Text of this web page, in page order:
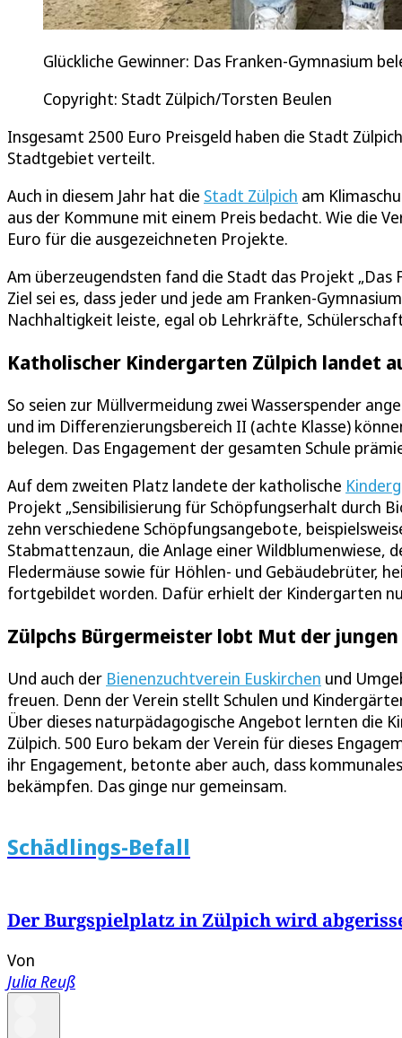
Glückliche Gewinner: Das Franken-Gymnasium
Copyright: Stadt Zülpich/Torsten Beulen
Insgesamt 2500 Euro Preisgeld haben die Stadt
Stadtgebiet verteilt.
Auch in diesem Jahr hat die Stadt Zülpich am
aus der Kommune mit einem Preis bedacht. Wie die
Euro für die ausgezeichneten Projekte.
Am überzeugendsten fand die Stadt das Projekt „Das
Ziel sei es, dass jeder und jede am Franken-
Nachhaltigkeit leiste, egal ob Lehrkräfte,
Katholischer Kindergarten Zülpich landet
So seien zur Müllvermeidung zwei Wasserspender
und im Differenzierungsbereich II (achte Klasse)
belegen. Das Engagement der gesamten Schule
Auf dem zweiten Platz landete der katholische
Projekt „Sensibilisierung für Schöpfungserhalt durch
zehn verschiedene Schöpfungsangebote,
Stabmattenzaun, die Anlage einer
Fledermäuse sowie für Höhlen- und Gebäudebrüter,
fortgebildet worden. Dafür erhielt der Kindergarten
Zülpchs Bürgermeister lobt Mut der
Und auch der Bienenzuchtverein Euskirchen und
freuen. Denn der Verein stellt Schulen und
Über dieses naturpädagogische Angebot lernten die
Zülpich. 500 Euro bekam der Verein für dieses
ihr Engagement, betonte aber auch, dass
bekämpfen. Das ginge nur gemeinsam.
Schädlings-Befall
Der Burgspielplatz in Zülpich wird
Von
Julia Reuß